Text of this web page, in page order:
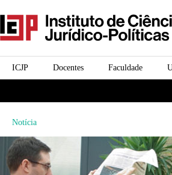
principal
icjp
menu-institucional Faculdade
Docentes
ICJP
Notícia